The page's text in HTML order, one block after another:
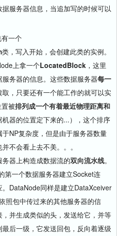
服务器信息，当追加写的时候可以
一个
类，写入开始，会创建此类的实例。
上拿一个LocatedBlock ，这里
务器的信息。这些数据服务器每一
，只要还有一个能工作的就可以实
被排列成一个有着最近物理距离和
机器的位置定下来的...），这个排序
NP复杂度，但是由于服务器数量
不会看上去不美。。。
器上构造成数据流的双向流水线。
第一个数据服务器建立Socket连
DataNode同样是建立DataXceiver
照包中传过来的其他服务器的信
并生成类似的头，发送给它，并等
后一级，它发送回包，反向着逐级